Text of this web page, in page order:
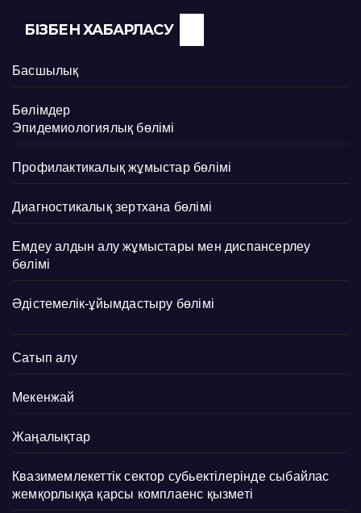
БІЗБЕН ХАБАРЛАСУ
Басшылық
Бөлімдер
Эпидемиологиялық бөлімі
Профилактикалық жұмыстар бөлімі
Диагностикалық зертхана бөлімі
Емдеу алдын алу жұмыстары мен диспансерлеу
бөлімі
Әдістемелік-ұйымдастыру бөлімі
Сатып алу
Мекенжай
Жаңалықтар
Квазимемлекеттік сектор субьектілерінде сыбайлас
жемқорлыққа қарсы комплаенс қызметі